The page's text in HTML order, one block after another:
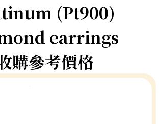
(Pt900)
earrings
購參考價格